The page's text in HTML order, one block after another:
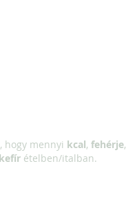
mennyi kcal, fehérje,
ételben/italban.